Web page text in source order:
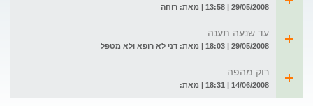
29/05/2008 | 13:58 | מאת: רוחה
עד שנעה תענה
29/05/2008 | 18:03 | מאת: דני לא רופא ולא מטפל
רוק מהפה
14/06/2008 | 18:31 | מאת: